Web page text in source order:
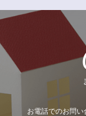
お電話でのお問い